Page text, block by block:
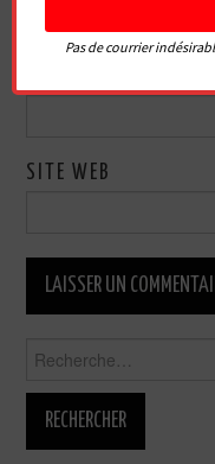
SITE WEB
Pas de courrier